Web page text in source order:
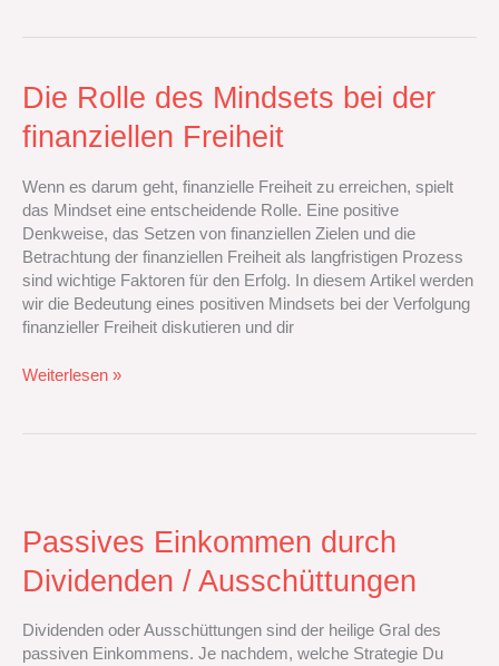
Die Rolle des Mindsets bei der
finanziellen Freiheit
Wenn es darum geht, finanzielle Freiheit zu erreichen, spielt
das Mindset eine entscheidende Rolle. Eine positive
Denkweise, das Setzen von finanziellen Zielen und die
Betrachtung der finanziellen Freiheit als langfristigen Prozess
sind wichtige Faktoren für den Erfolg. In diesem Artikel werden
wir die Bedeutung eines positiven Mindsets bei der Verfolgung
finanzieller Freiheit diskutieren und dir
Die
Rolle
des
bei
der
finanziellen
Freiheit
Weiterlesen »
Passives Einkommen durch
Dividenden / Ausschüttungen
Dividenden oder Ausschüttungen sind der heilige Gral des
passiven Einkommens. Je nachdem, welche Strategie Du
durch
Dividenden